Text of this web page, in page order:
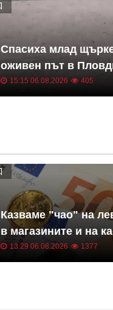
Спасиха млад
оживен път в
15:15 06.08.2026 405
Казваме "чао" на
в магазините и на
13:29 06.08.2026 1377